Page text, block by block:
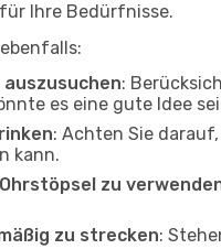
Ihre Bedürfnisse.
:
es eine gute Idee
: Achten Sie
kann.
zu
zu strecken: